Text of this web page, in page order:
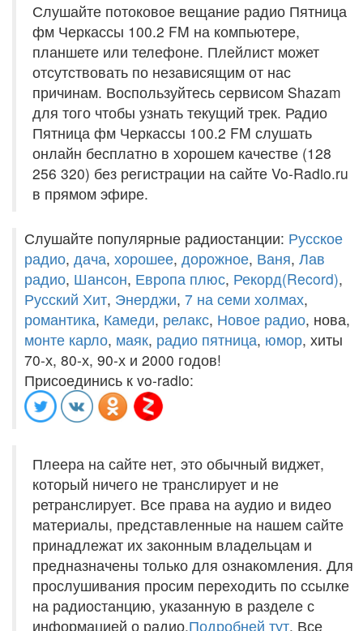
Слушайте потоковое вещание радио Пятница
фм Черкассы 100.2 FM на компьютере,
планшете или телефоне. Плейлист может
отсутствовать по независящим от нас
причинам. Воспользуйтесь сервисом Shazam
для того чтобы узнать текущий трек. Радио
Пятница фм Черкассы 100.2 FM слушать
онлайн бесплатно в хорошем качестве (128
256 320) без регистрации на сайте Vo-Radio.ru
в прямом эфире.
Слушайте популярные радиостанции: Русское
радио, дача, хорошее, дорожное, Ваня, Лав
радио, Шансон, Европа плюс, Рекорд(Record),
Русский Хит, Энерджи, 7 на семи холмах,
романтика, Камеди, релакс, Новое радио, нова,
монте карло, маяк, радио пятница, юмор, хиты
70-х, 80-х, 90-х и 2000 годов!
Присоединись к vo-radio:
Плеера на сайте нет, это обычный виджет,
который ничего не транслирует и не
ретранслирует. Все права на аудио и видео
материалы, представленные на нашем сайте
принадлежат их законным владельцам и
предназначены только для ознакомления. Для
прослушивания просим переходить по ссылке
на радиостанцию, указанную в разделе с
информацией о радио.Подробней тут. Все